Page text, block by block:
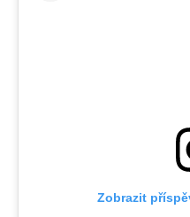
Zobrazit